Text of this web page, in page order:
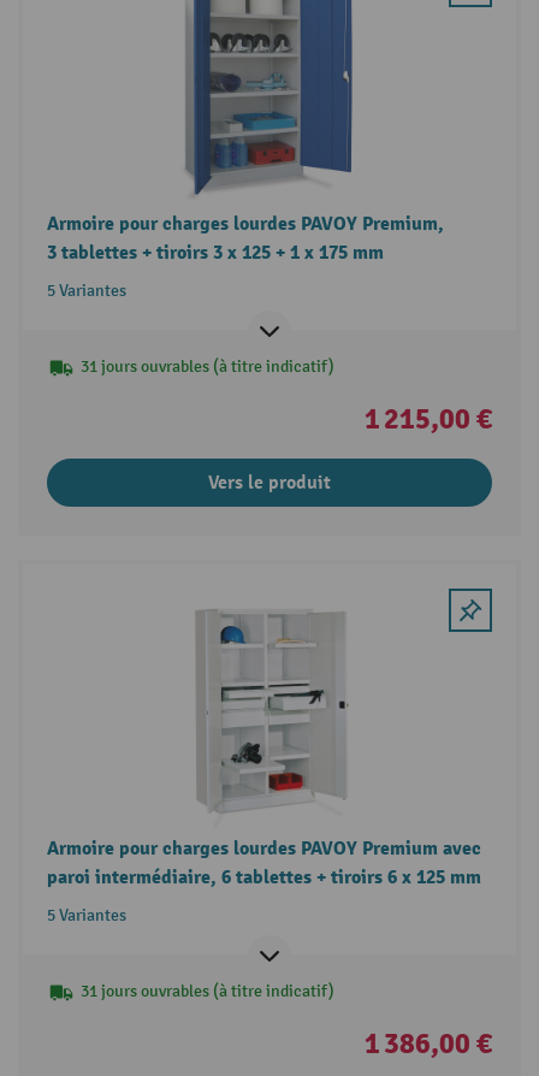
Armoire pour charges lourdes PAVOY Premium,
3 tablettes + tiroirs 3 x 125 + 1 x 175 mm
5 Variantes
31 jours ouvrables (à titre indicatif)
1 215,00 €
Vers le produit
Armoire pour charges lourdes PAVOY Premium avec
paroi intermédiaire, 6 tablettes + tiroirs 6 x 125 mm
5 Variantes
31 jours ouvrables (à titre indicatif)
1 386,00 €